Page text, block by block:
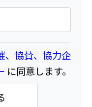
、協賛、協力企
に同意します。